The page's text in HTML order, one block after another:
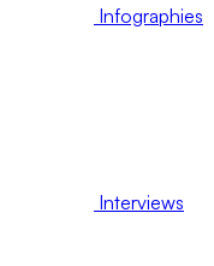
Infographies
Interviews